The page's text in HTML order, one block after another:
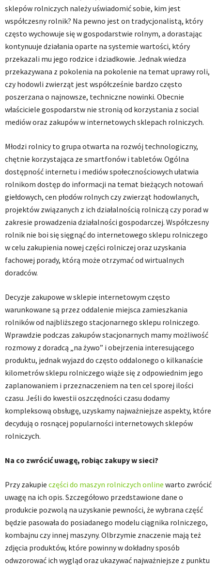
sklepów rolniczych należy uświadomić sobie, kim jest
współczesny rolnik? Na pewno jest on tradycjonalistą, który
często wychowuje się w gospodarstwie rolnym, a dorastając
kontynuuje działania oparte na systemie wartości, który
przekazali mu jego rodzice i dziadkowie. Jednak wiedza
przekazywana z pokolenia na pokolenie na temat uprawy roli,
czy hodowli zwierząt jest współcześnie bardzo często
poszerzana o najnowsze, techniczne nowinki. Obecnie
właściciele gospodarstw nie stronią od korzystania z social
mediów oraz zakupów w internetowych sklepach rolniczych.
Młodzi rolnicy to grupa otwarta na rozwój technologiczny,
chętnie korzystająca ze smartfonów i tabletów. Ogólna
dostępność internetu i mediów społecznościowych ułatwia
rolnikom dostęp do informacji na temat bieżących notowań
giełdowych, cen płodów rolnych czy zwierząt hodowlanych,
projektów związanych z ich działalnością rolniczą czy porad w
zakresie prowadzenia działalności gospodarczej. Współczesny
rolnik nie boi się sięgnąć do internetowego sklepu rolniczego
w celu zakupienia nowej części rolniczej oraz uzyskania
fachowej porady, którą może otrzymać od wirtualnych
doradców.
Decyzje zakupowe w sklepie internetowym często
warunkowane są przez oddalenie miejsca zamieszkania
rolników od najbliższego stacjonarnego sklepu rolniczego.
Wprawdzie podczas zakupów stacjonarnych mamy możliwość
rozmowy z doradcą „na żywo” i obejrzenia interesującego
produktu, jednak wyjazd do często oddalonego o kilkanaście
kilometrów sklepu rolniczego wiąże się z odpowiednim jego
zaplanowaniem i przeznaczeniem na ten cel sporej ilości
czasu. Jeśli do kwestii oszczędności czasu dodamy
kompleksową obsługę, uzyskamy najważniejsze aspekty, które
decydują o rosnącej popularności internetowych sklepów
rolniczych.
Na co zwrócić uwagę, robiąc zakupy w sieci?
Przy zakupie części do maszyn rolniczych online warto zwrócić
uwagę na ich opis. Szczegółowo przedstawione dane o
produkcie pozwolą na uzyskanie pewności, że wybrana część
będzie pasowała do posiadanego modelu ciągnika rolniczego,
kombajnu czy innej maszyny. Olbrzymie znaczenie mają też
zdjęcia produktów, które powinny w dokładny sposób
odwzorować ich wygląd oraz ukazywać najważniejsze z punktu